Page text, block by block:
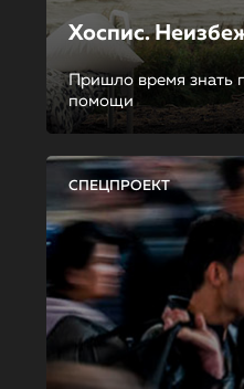
Хоспис.
Пришло время знать
помощи
СПЕЦПРОЕКТ